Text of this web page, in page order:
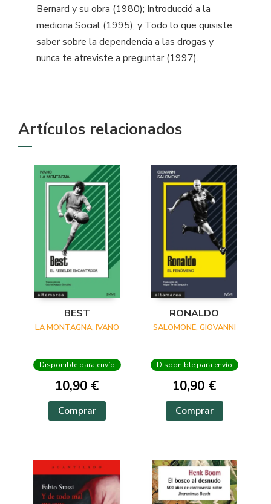
Bernard y su obra (1980); Introducció a la
medicina Social (1995); y Todo lo que quisiste
saber sobre la dependencia a las drogas y
nunca te atreviste a preguntar (1997).
Artículos relacionados
BEST
LA MONTAGNA, IVANO
Disponible para envío
10,90 €
Comprar
RONALDO
SALOMONE, GIOVANNI
Disponible para envío
10,90 €
Comprar